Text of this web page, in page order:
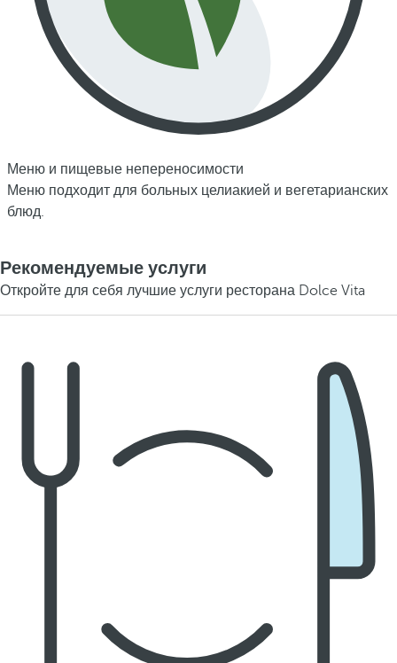
Меню и пищевые непереносимости
Меню подходит для больных целиакией и вегетарианских
блюд.
Рекомендуемые услуги
Откройте для себя лучшие услуги ресторана Dolce Vita